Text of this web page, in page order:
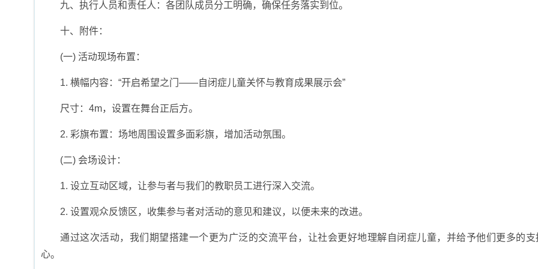
九、执行人员和责任人：各团队成员分工明确，确保任务落实到位。
十、附件：
(一) 活动现场布置：
1. 横幅内容：“开启希望之门——自闭症儿童关怀与教育成果展示会”
尺寸：4m，设置在舞台正后方。
2. 彩旗布置：场地周围设置多面彩旗，增加活动氛围。
(二) 会场设计：
1. 设立互动区域，让参与者与我们的教职员工进行深入交流。
2. 设置观众反馈区，收集参与者对活动的意见和建议，以便未来的改进。
通过这次活动，我们期望搭建一个更为广泛的交流平台，让社会更好地理解自闭症儿童，并给予他们更多的支
心。